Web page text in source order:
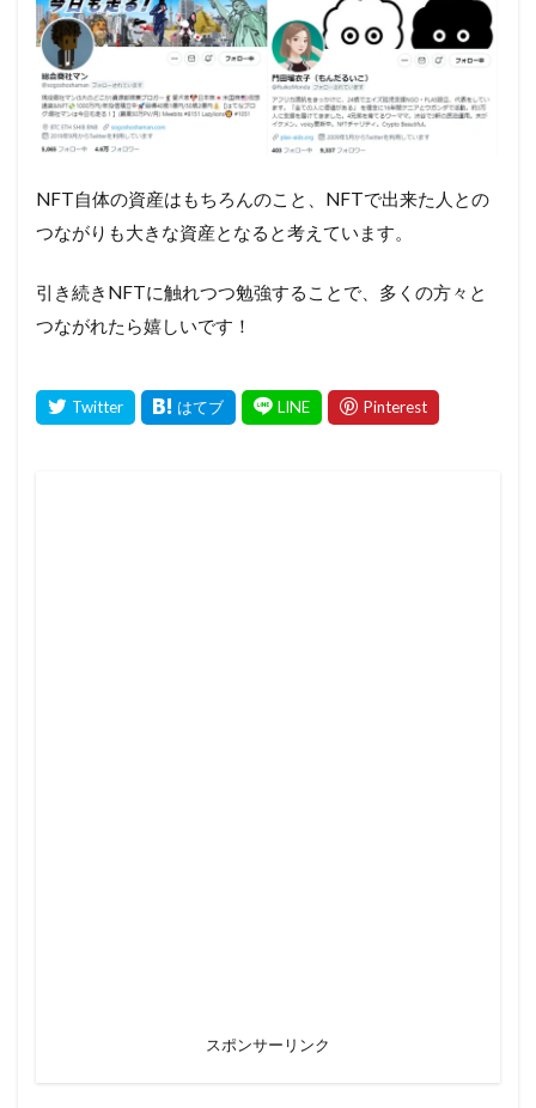
NFT自体の資産はもちろんのこと、NFTで出来た人との
つながりも大きな資産となると考えています。
引き続きNFTに触れつつ勉強することで、多くの方々と
つながれたら嬉しいです！
スポンサーリンク